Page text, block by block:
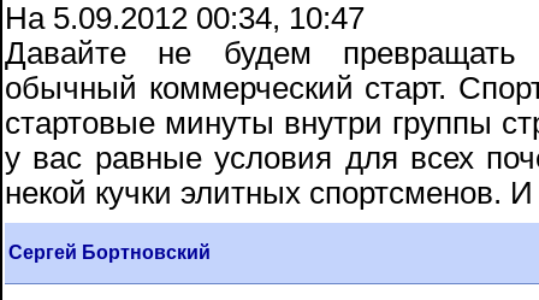
На 5.09.2012 00:34, 10:47
Давайте не будем превращать
обычный коммерческий старт.
стартовые минуты внутри группы
у вас равные условия для всех
некой кучки элитных спортсменов.
Сергей Бортновский